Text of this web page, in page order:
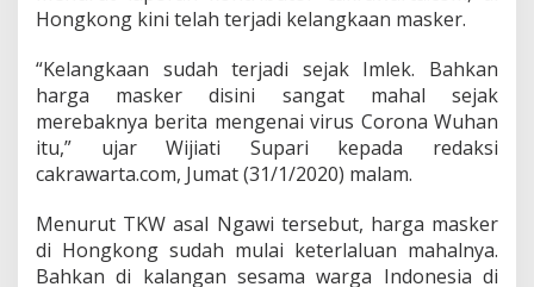
g
a
d
i
H
n
g
o
n
g
Hongkong kini telah terjadi kelangkaan masker.
“Kelangkaan sudah terjadi sejak Imlek. Bahkan
harga masker disini sangat mahal sejak
merebaknya berita mengenai virus Corona Wuhan
itu,” ujar Wijiati Supari kepada redaksi
cakrawarta.com, Jumat (31/1/2020) malam.
Menurut TKW asal Ngawi tersebut, harga masker
di Hongkong sudah mulai keterlaluan mahalnya.
Bahkan di kalangan sesama warga Indonesia di